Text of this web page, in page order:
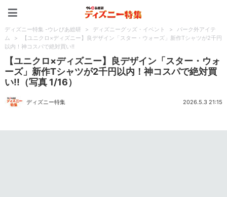
ディズニー特集 -ウレぴあ総研 > ディズニーグッズ・イベント >
パーク外アイテ
ム
>
【ユニクロ×ディズニー】良デザイン「スター・ウォーズ」新作Tシャツが2千円
以内！神コスパで絶対買い!!
【ユニクロ×ディズニー】良デザイン「スター・ウォ
ーズ」新作Tシャツが2千円以内！神コスパで絶対買
い!!（写真 1/16）
ディズニー特集 2026.5.3 21:15